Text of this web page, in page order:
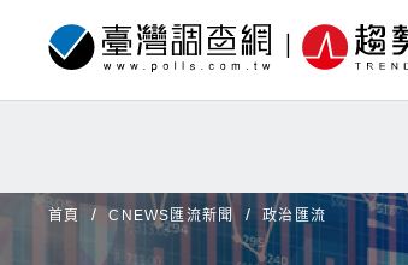
首頁 CNEWS匯流新聞 政治匯流